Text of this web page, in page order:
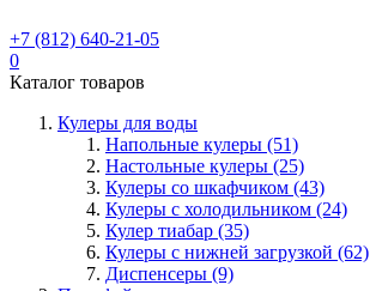
+7 (812) 640-21-05
0
Каталог товаров
Кулеры для воды
Напольные кулеры (51)
Настольные кулеры (25)
Кулеры со шкафчиком (43)
Кулеры с холодильником (24)
Кулер тиабар (35)
Кулеры с нижней загрузкой (62)
Диспенсеры (9)